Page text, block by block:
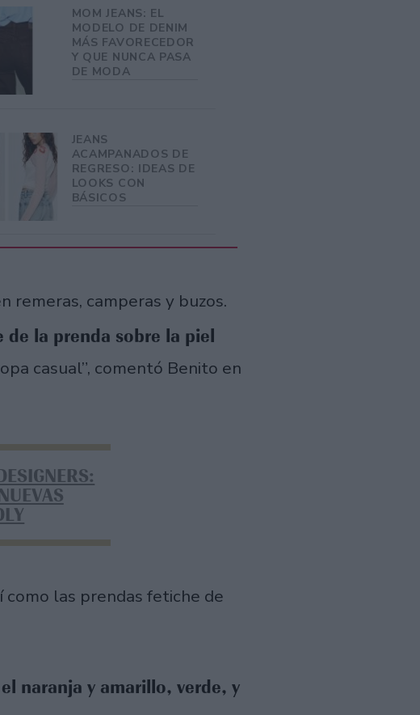
MOM JEANS: EL
MODELO DE DENIM
MÁS FAVORECEDOR
Y QUE NUNCA PASA
DE MODA
JEANS
ACAMPANADOS DE
REGRESO: IDEAS DE
LOOKS CON
BÁSICOS
remeras, camperas y buzos.
de la prenda sobre la piel
casual”, comentó Benito en
como las prendas fetiche de
naranja y amarillo, verde, y